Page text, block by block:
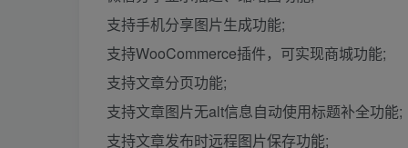
支持手机分享图片生成功能;
支持WooCommerce插件，可实现商城功能;
支持文章分页功能;
支持文章图片无alt信息自动使用标题补全功能;
支持文章发布时远程图片保存功能;